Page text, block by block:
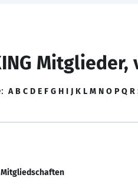
Mitglieder,
A B C D E F G H I J K L M N O P Q R
Mitgliedschaften